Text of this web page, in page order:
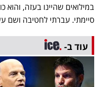
סיימתי. עברתי לחטיבה ושם
עוד ב-